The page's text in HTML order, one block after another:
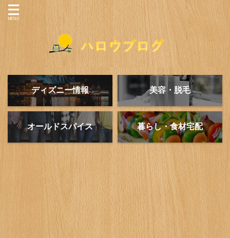
ディズニー情報 美容・脱毛
オールドスパイス 暮らし・食材宅配